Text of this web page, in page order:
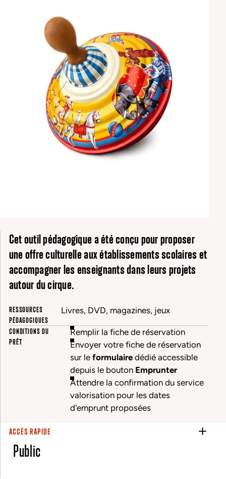
Cet outil pédagogique a été conçu pour proposer
une offre culturelle aux établissements scolaires et
accompagner les enseignants dans leurs projets
autour du cirque.
RESSOURCES
PÉDAGOGIQUES
Livres, DVD, magazines, jeux
CONDITIONS DU
PRÊT
Remplir la fiche de réservation
Envoyer votre fiche de réservation
sur leformulaire dédié accessible
depuis le bouton Emprunter
Attendre la confirmation du service
valorisation pour les dates
d'emprunt proposées
ACCÈS RAPIDE
Public